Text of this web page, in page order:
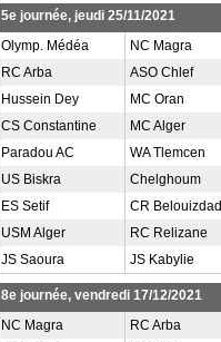
5e journée, jeudi 25/11/2021
Olymp. Médéa
NC Magra
RC Arba ASO Chlef
Hussein Dey MC Oran
CS Constantine MC Alger
Paradou AC WA Tlemcen
US Biskra Chelghoum
ES Setif CR Belouizdad
USM Alger RC Relizane
JS Saoura JS Kabylie
8e journée, vendredi 17/12/2021
NC Magra
RC Arba